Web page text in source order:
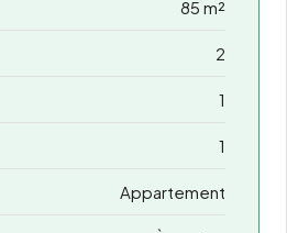
85 m²
2
1
1
Appartement